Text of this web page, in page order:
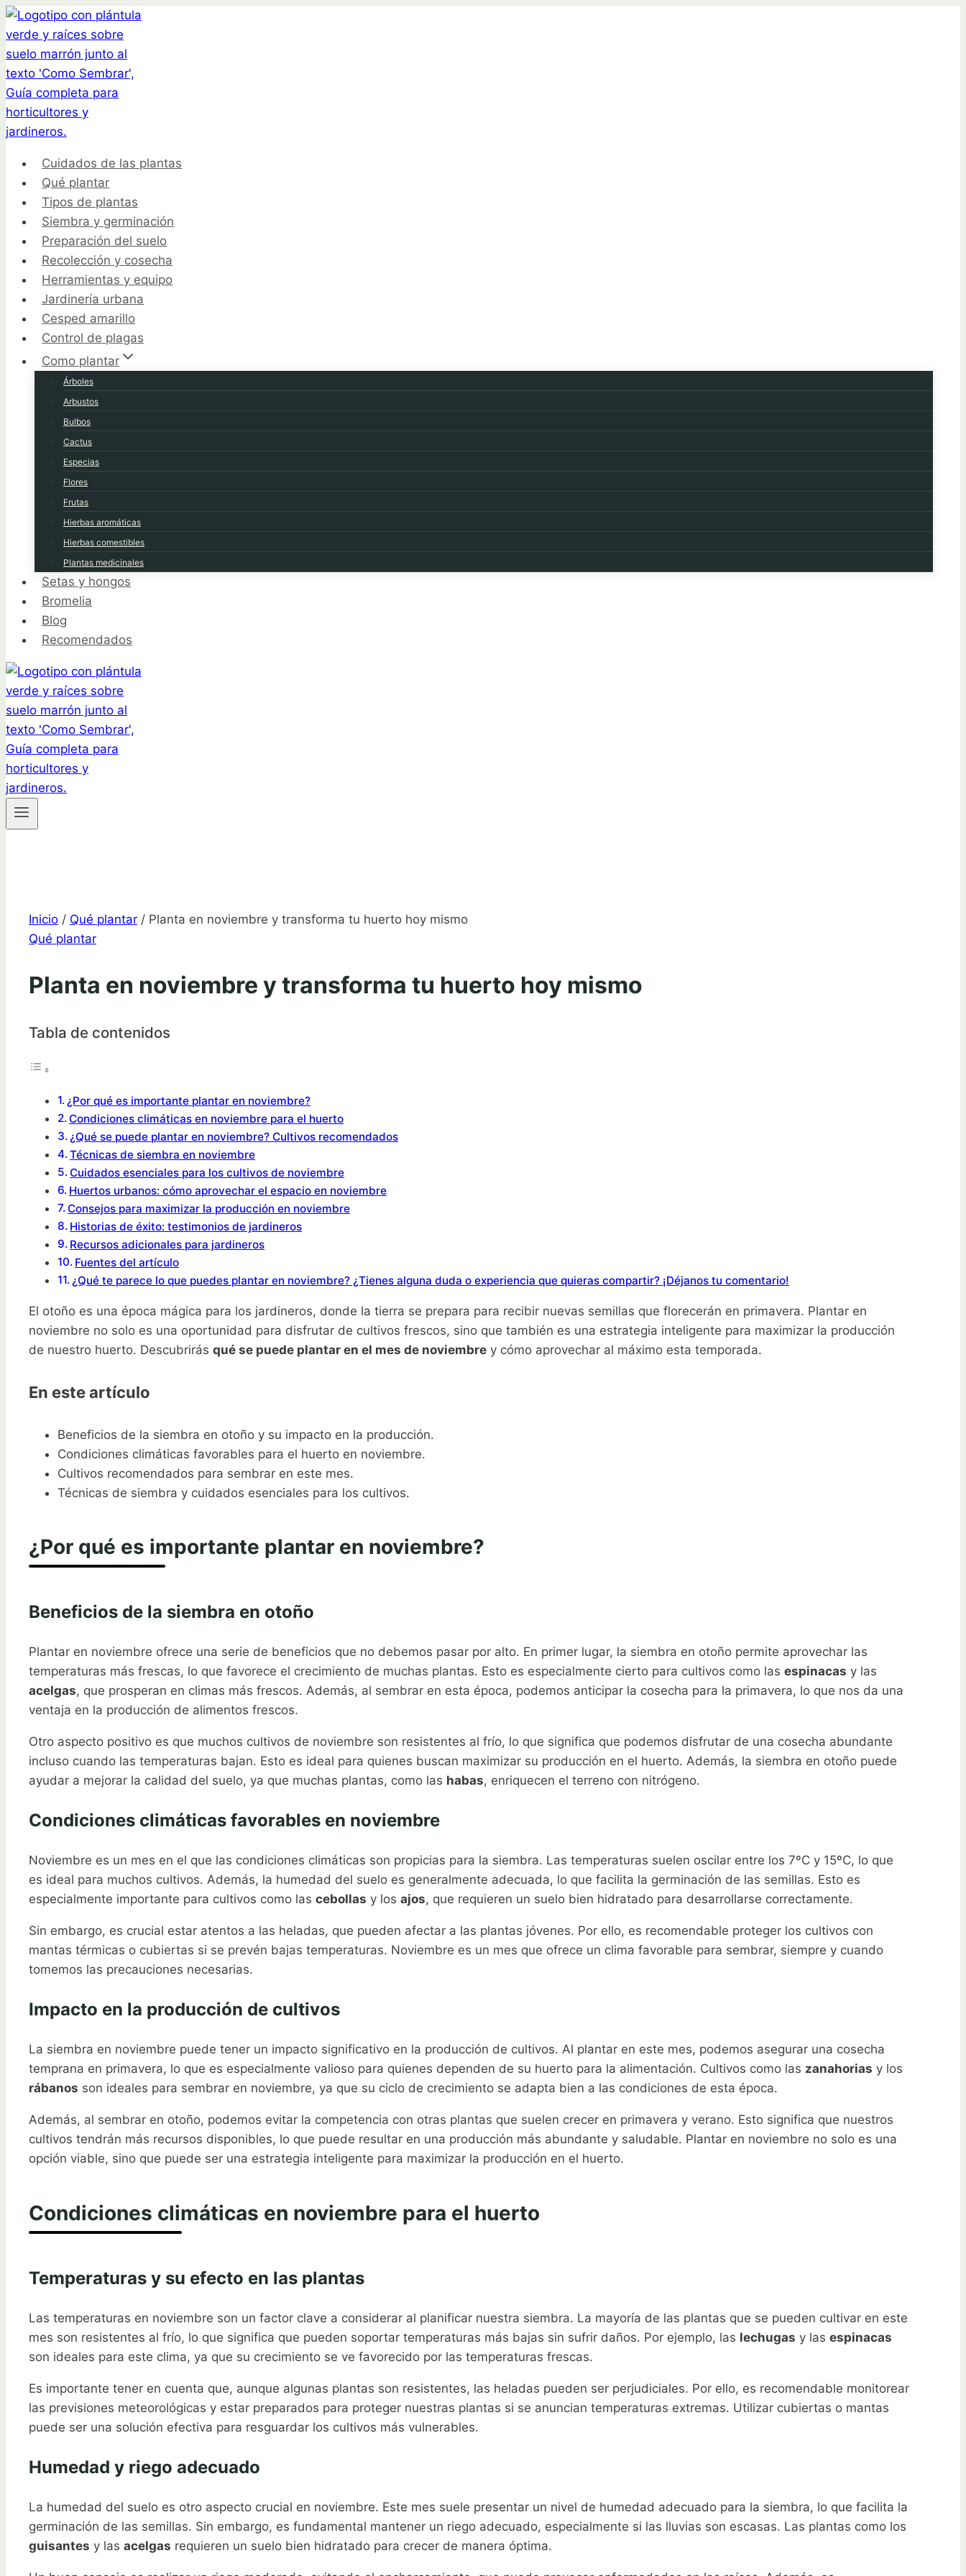
Saltar
al
contenido
Cuidados de las plantas
Qué plantar
Tipos de plantas
Siembra y germinación
Preparación del suelo
Recolección y cosecha
Herramientas y equipo
Jardinería urbana
Cesped amarillo
Control de plagas
Como plantar
Árboles
Arbustos
Bulbos
Cactus
Especias
Flores
Frutas
Hierbas aromáticas
Hierbas comestibles
Plantas medicinales
Setas y hongos
Bromelia
Blog
Recomendados
Inicio / Qué plantar / Planta en noviembre y transforma tu huerto hoy mismo
Qué plantar
Planta en noviembre y transforma tu huerto hoy mismo
Tabla de contenidos
¿Por qué es importante plantar en noviembre?
Condiciones climáticas en noviembre para el huerto
¿Qué se puede plantar en noviembre? Cultivos recomendados
Técnicas de siembra en noviembre
Cuidados esenciales para los cultivos de noviembre
Huertos urbanos: cómo aprovechar el espacio en noviembre
Consejos para maximizar la producción en noviembre
Historias de éxito: testimonios de jardineros
Recursos adicionales para jardineros
Fuentes del artículo
¿Qué te parece lo que puedes plantar en noviembre? ¿Tienes alguna duda o experiencia que quieras compartir? ¡Déjanos tu comentario!
El otoño es una época mágica para los jardineros, donde la tierra se prepara para recibir nuevas semillas que florecerán en primavera. Plantar en
noviembre no solo es una oportunidad para disfrutar de cultivos frescos, sino que también es una estrategia inteligente para maximizar la producción
de nuestro huerto. Descubrirás qué se puede plantar en el mes de noviembre y cómo aprovechar al máximo esta temporada.
En este artículo
Beneficios de la siembra en otoño y su impacto en la producción.
Condiciones climáticas favorables para el huerto en noviembre.
Cultivos recomendados para sembrar en este mes.
Técnicas de siembra y cuidados esenciales para los cultivos.
¿Por qué es importante plantar en noviembre?
Beneficios de la siembra en otoño
Plantar en noviembre ofrece una serie de beneficios que no debemos pasar por alto. En primer lugar, la siembra en otoño permite aprovechar las
temperaturas más frescas, lo que favorece el crecimiento de muchas plantas. Esto es especialmente cierto para cultivos como las espinacas y las
acelgas, que prosperan en climas más frescos. Además, al sembrar en esta época, podemos anticipar la cosecha para la primavera, lo que nos da una
ventaja en la producción de alimentos frescos.
Otro aspecto positivo es que muchos cultivos de noviembre son resistentes al frío, lo que significa que podemos disfrutar de una cosecha abundante
incluso cuando las temperaturas bajan. Esto es ideal para quienes buscan maximizar su producción en el huerto. Además, la siembra en otoño puede
ayudar a mejorar la calidad del suelo, ya que muchas plantas, como las habas, enriquecen el terreno con nitrógeno.
Condiciones climáticas favorables en noviembre
Noviembre es un mes en el que las condiciones climáticas son propicias para la siembra. Las temperaturas suelen oscilar entre los 7ºC y 15ºC, lo que
es ideal para muchos cultivos. Además, la humedad del suelo es generalmente adecuada, lo que facilita la germinación de las semillas. Esto es
especialmente importante para cultivos como las cebollas y los ajos, que requieren un suelo bien hidratado para desarrollarse correctamente.
Sin embargo, es crucial estar atentos a las heladas, que pueden afectar a las plantas jóvenes. Por ello, es recomendable proteger los cultivos con
mantas térmicas o cubiertas si se prevén bajas temperaturas. Noviembre es un mes que ofrece un clima favorable para sembrar, siempre y cuando
tomemos las precauciones necesarias.
Impacto en la producción de cultivos
La siembra en noviembre puede tener un impacto significativo en la producción de cultivos. Al plantar en este mes, podemos asegurar una cosecha
temprana en primavera, lo que es especialmente valioso para quienes dependen de su huerto para la alimentación. Cultivos como las zanahorias y los
rábanos son ideales para sembrar en noviembre, ya que su ciclo de crecimiento se adapta bien a las condiciones de esta época.
Además, al sembrar en otoño, podemos evitar la competencia con otras plantas que suelen crecer en primavera y verano. Esto significa que nuestros
cultivos tendrán más recursos disponibles, lo que puede resultar en una producción más abundante y saludable. Plantar en noviembre no solo es una
opción viable, sino que puede ser una estrategia inteligente para maximizar la producción en el huerto.
Condiciones climáticas en noviembre para el huerto
Temperaturas y su efecto en las plantas
Las temperaturas en noviembre son un factor clave a considerar al planificar nuestra siembra. La mayoría de las plantas que se pueden cultivar en este
mes son resistentes al frío, lo que significa que pueden soportar temperaturas más bajas sin sufrir daños. Por ejemplo, las lechugas y las espinacas
son ideales para este clima, ya que su crecimiento se ve favorecido por las temperaturas frescas.
Es importante tener en cuenta que, aunque algunas plantas son resistentes, las heladas pueden ser perjudiciales. Por ello, es recomendable monitorear
las previsiones meteorológicas y estar preparados para proteger nuestras plantas si se anuncian temperaturas extremas. Utilizar cubiertas o mantas
puede ser una solución efectiva para resguardar los cultivos más vulnerables.
Humedad y riego adecuado
La humedad del suelo es otro aspecto crucial en noviembre. Este mes suele presentar un nivel de humedad adecuado para la siembra, lo que facilita la
germinación de las semillas. Sin embargo, es fundamental mantener un riego adecuado, especialmente si las lluvias son escasas. Las plantas como los
guisantes y las acelgas requieren un suelo bien hidratado para crecer de manera óptima.